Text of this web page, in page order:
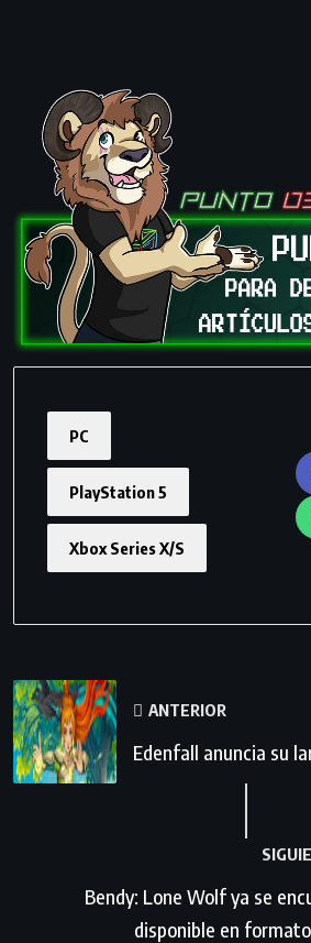
PC
PlayStation 5
Xbox Series X/S
ANTERIOR
Edenfall anuncia su
Bendy: Lone Wolf ya se
disponible en